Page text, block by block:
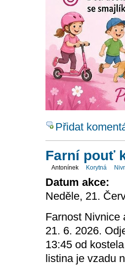
Přidat
Farní pouť
Antonínek Korytná
Datum akce:
Neděle, 21.
Farnost Nivnice
21. 6. 2026.
13:45 od
listina je vzadu